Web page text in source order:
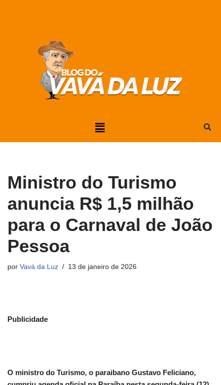
Ministro do Turismo
anuncia R$ 1,5 milhão
para o Carnaval de João
Pessoa
por Vavá da Luz 13 de janeiro de 2026
Publicidade
O ministro do Turismo, o paraibano Gustavo Feliciano,